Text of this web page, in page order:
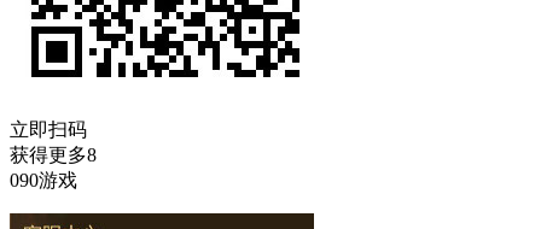
立即扫码
获得更多8
090游戏